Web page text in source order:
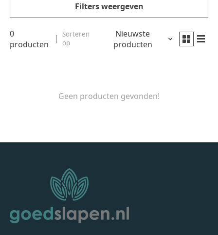
Filters weergeven
0
producten
Sorteren
op
Nieuwste
producten
Geen producten gevonden!